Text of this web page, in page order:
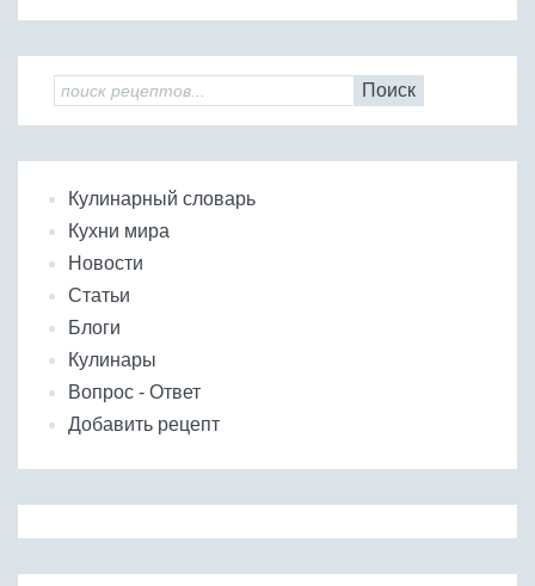
Поиск
Кулинарный словарь
Кухни мира
Новости
Статьи
Блоги
Кулинары
Вопрос - Ответ
Добавить рецепт